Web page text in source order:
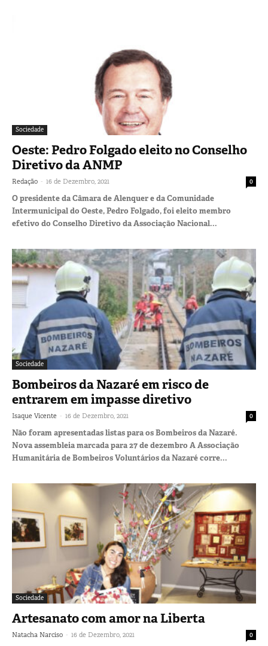
Sociedade
Oeste: Pedro Folgado eleito no Conselho
Diretivo da ANMP
Redação - 16 de Dezembro, 2021 0
O presidente da Câmara de Alenquer e da Comunidade
Intermunicipal do Oeste, Pedro Folgado, foi eleito membro
efetivo do Conselho Diretivo da Associação Nacional...
Sociedade
Bombeiros da Nazaré em risco de
entrarem em impasse diretivo
Isaque Vicente - 16 de Dezembro, 2021 0
Não foram apresentadas listas para os Bombeiros da Nazaré.
Nova assembleia marcada para 27 de dezembro A Associação
Humanitária de Bombeiros Voluntários da Nazaré corre...
Sociedade
Artesanato com amor na Liberta
Natacha Narciso - 16 de Dezembro, 2021 0